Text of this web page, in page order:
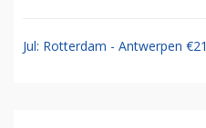
Jul: Rotterdam - Antwerpen €21